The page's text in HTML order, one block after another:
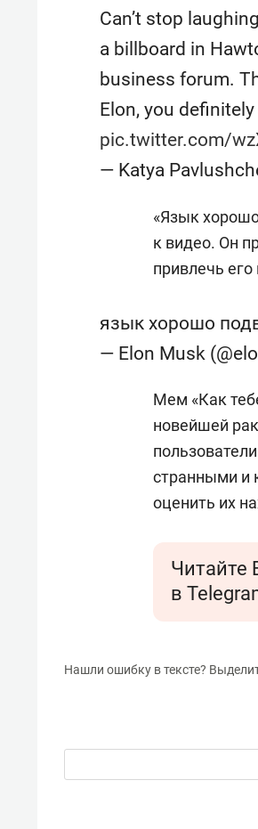
Can’t stop
a billboard in
business forum.
Elon, you
pic.twitter.com/
— Katya
«Язык
к видео. Он
привлечь
язык хорошо
— Elon Musk
Мем «Как
новейшей
странными и
оценить их
Читайте
в
Нашли ошибку в тексте?